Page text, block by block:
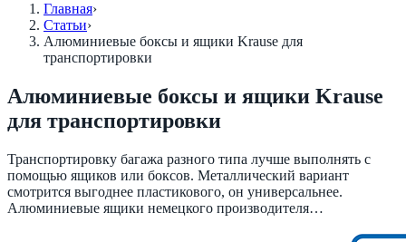
Главная›
Статьи›
Алюминиевые боксы и ящики Krause для
транспортировки
Алюминиевые боксы и ящики Krause
для транспортировки
Транспортировку багажа разного типа лучше выполнять с
помощью ящиков или боксов. Металлический вариант
смотрится выгоднее пластикового, он универсальнее.
Алюминиевые ящики немецкого производителя…